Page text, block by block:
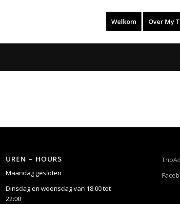
Welkom Over My
UREN – HOURS
Maandag gesloten
Dinsdag en woensdag van 18:00 tot
22:00